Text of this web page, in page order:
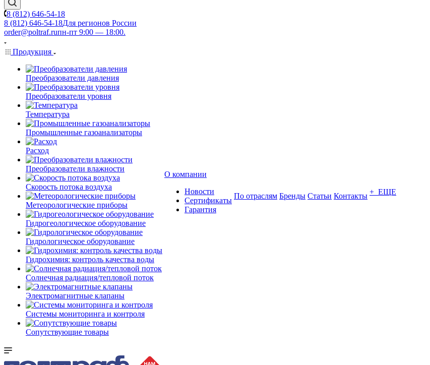
8 (812) 646-54-18
8 (812) 646-54-18Для регионов России
order@poltraf.ruпн-пт 9:00 — 18:00.
Продукция
Преобразователи давления
Преобразователи уровня
Температура
Промышленные газоанализаторы
Расход
Преобразователи влажности
Скорость потока воздуха
Метеорологические приборы
Гидрогеологическое оборудование
Гидрологическое оборудование
Гидрохимия: контроль качества воды
Солнечная радиация/тепловой поток
Электромагнитные клапаны
Системы мониторинга и контроля
Сопутствующие товары
О компании
Новости
Сертификаты
Гарантия
По отраслям Бренды Статьи Контакты + ЕЩЕ